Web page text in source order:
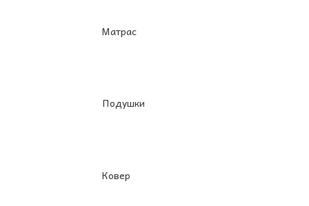
Матрас
Подушки
Ковер